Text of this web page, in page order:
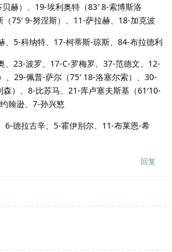
赫）、19-埃利奥特（83′ 8-索博斯洛
75′ 9-努涅斯）、11-萨拉赫、18-加克波
、5-科纳特、17-柯蒂斯-琼斯、84-布拉德利
、23-波罗、17-C-罗梅罗、37-范德文、12-
、29-佩普-萨尔（75′ 18-洛塞尔索）、30-
森）、8-比苏马、21-库卢塞夫斯基（61′10-
翰逊、7-孙兴慜
6-德拉古辛、5-霍伊别尔、11-布莱恩-希
回复